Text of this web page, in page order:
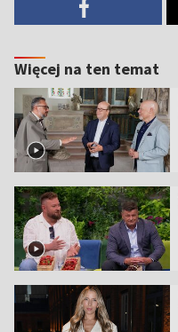
Więcej na ten temat